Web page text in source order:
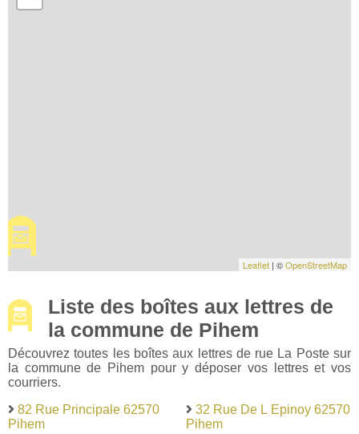
Leaflet | ©OpenStreetMap
Liste des boîtes aux lettres de
la commune de Pihem
Découvrez toutes les boîtes aux lettres de rue La Poste sur
la commune de Pihem pour y déposer vos lettres et vos
courriers.
82 Rue Principale 62570
Pihem
32 Rue De L Epinoy 62570
Pihem